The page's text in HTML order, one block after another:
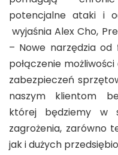
potencjalne ataki i
wyjaśnia Alex Cho,
– Nowe narzędzia od
połączenie
zabezpieczeń
naszym klientom
której będziemy w
zagrożenia, zarówno
jak i dużych